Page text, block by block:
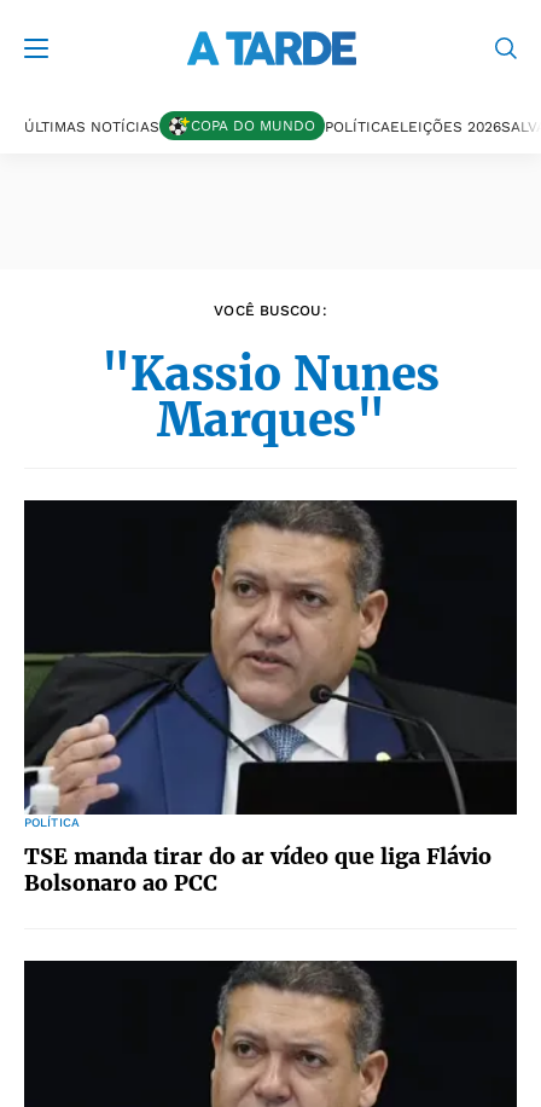
ÚLTIMAS NOTÍCIAS COPA DO MUNDO POLÍTICAELEIÇÕES 2026
VOCÊ BUSCOU:
"Kassio Nunes
Marques"
POLÍTICA
TSE manda tirar do ar vídeo que liga Flávio
Bolsonaro ao PCC